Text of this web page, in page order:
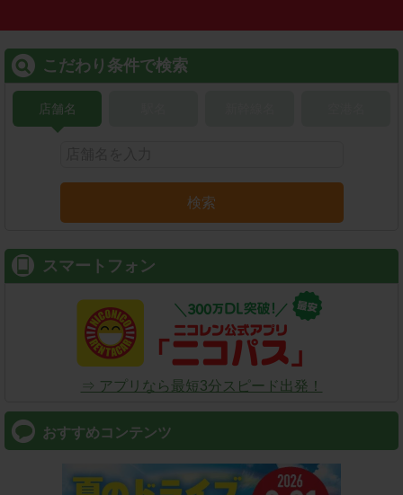
こだわり条件で検索
店舗名
検索
スマートフォン
⇒ アプリなら最短3分スピード出発！
おすすめコンテンツ